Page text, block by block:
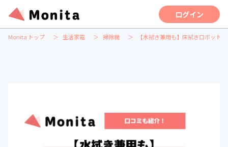
ログイン
Monita トップ 生活家電 掃除機 【水拭き兼用も】床拭きロボット